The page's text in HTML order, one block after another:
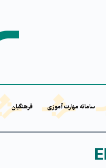
سامانه مهارت آموزی فرهنگیان